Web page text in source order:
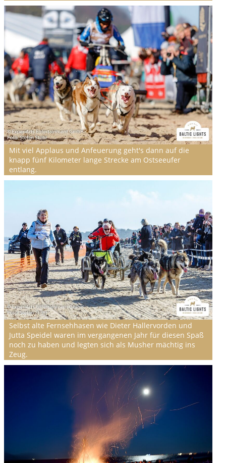
Mit viel Applaus und Anfeuerung geht's dann auf die
knapp fünf Kilometer lange Strecke am Ostseeufer
entlang.
Selbst alte Fernsehhasen wie Dieter Hallervorden und
Jutta Speidel waren im vergangenen Jahr für diesen Spaß
noch zu haben und legten sich als Musher mächtig ins
Zeug.